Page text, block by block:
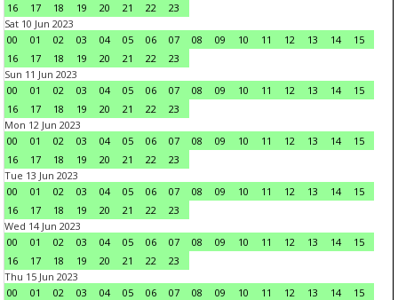
16
17 18 19 20 21 22
23
Sat 10 Jun 2023
00
01 02 03 04 05 06 07 08 09 10 11 12 13 14
15
16
17 18 19 20 21 22
23
Sun 11 Jun 2023
00
01 02 03 04 05 06 07 08 09 10 11 12 13 14
15
16
17 18 19 20 21 22
23
Mon 12 Jun 2023
00
01 02 03 04 05 06 07 08 09 10 11 12 13 14
15
16
17 18 19 20 21 22
23
Tue 13 Jun 2023
00
01 02 03 04 05 06 07 08 09 10 11 12 13 14
15
16
17 18 19 20 21 22
23
Wed 14 Jun 2023
00
01 02 03 04 05 06 07 08 09 10 11 12 13 14
15
16
17 18 19 20 21 22
23
Thu 15 Jun 2023
00
01 02 03 04 05 06 07 08 09 10 11 12 13 14
15